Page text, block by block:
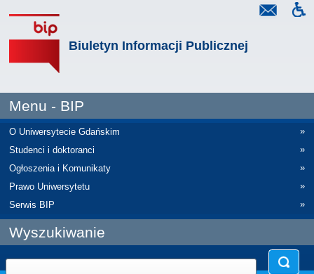
Biuletyn Informacji Publicznej
Menu - BIP
O Uniwersytecie Gdańskim
»
Studenci i doktoranci
»
Ogłoszenia i Komunikaty
»
Prawo Uniwersytetu
»
Serwis BIP
»
Wyszukiwanie